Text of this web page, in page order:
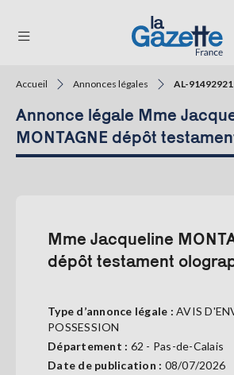
THÉMATIQUES
TENDANCES
SERVICES
Se
Accueil Annonces légales AL-91492921
Annonce légale Mme
MONTAGNE dépôt
Mme Jacqueline
dépôt testament
Type d’annonce légale : AVIS
POSSESSION
Département : 62 - Pas-de-Calais
Date de publication : 08/07/2026